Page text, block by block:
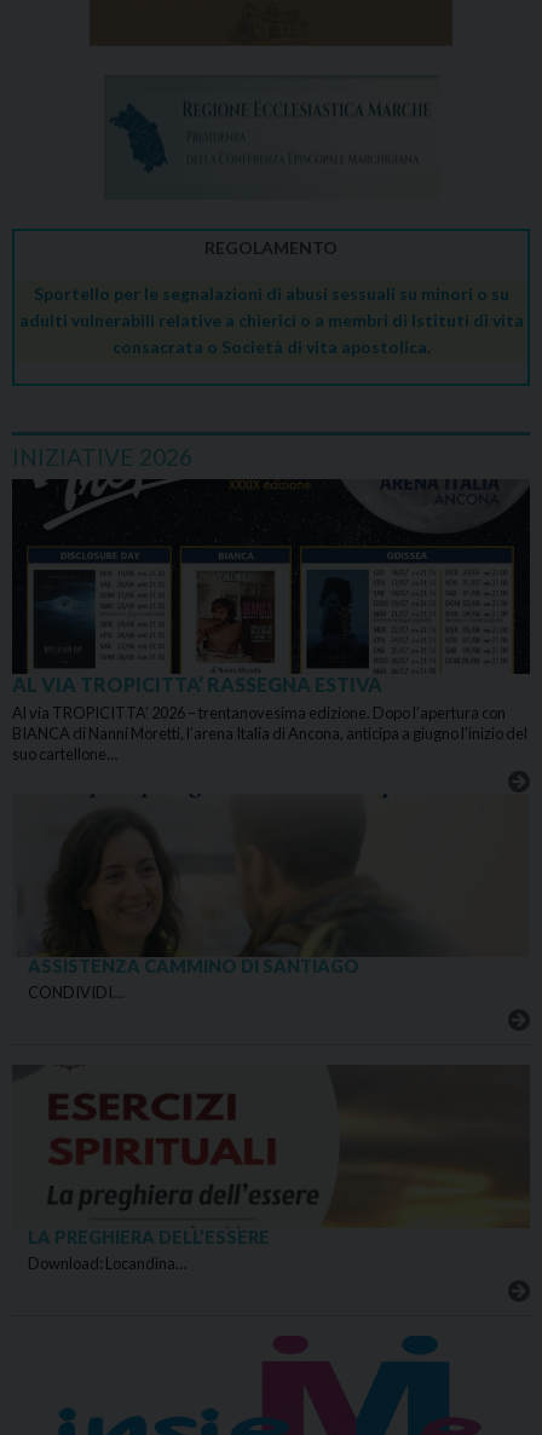
REGOLAMENTO
Sportello per le segnalazioni di abusi sessuali su minori o su
adulti vulnerabili relative a chierici o a membri di Istituti di vita
consacrata o Società di vita apostolica.
INIZIATIVE 2026
AL VIA TROPICITTA’ RASSEGNA ESTIVA
Al via TROPICITTA’ 2026 – trentanovesima edizione. Dopo l’apertura con
BIANCA di Nanni Moretti, l’arena Italia di Ancona, anticipa a giugno l’inizio del
suo cartellone…
ASSISTENZA CAMMINO DI SANTIAGO
CONDIVIDI…
LA PREGHIERA DELL’ESSERE
Download: Locandina…